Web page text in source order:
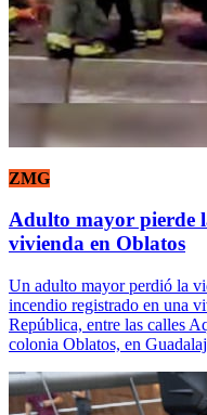
ZMG
Adulto mayor pierde
vivienda en Oblatos
Un adulto mayor perdió la
incendio registrado en una
República, entre las calles
colonia Oblatos, en